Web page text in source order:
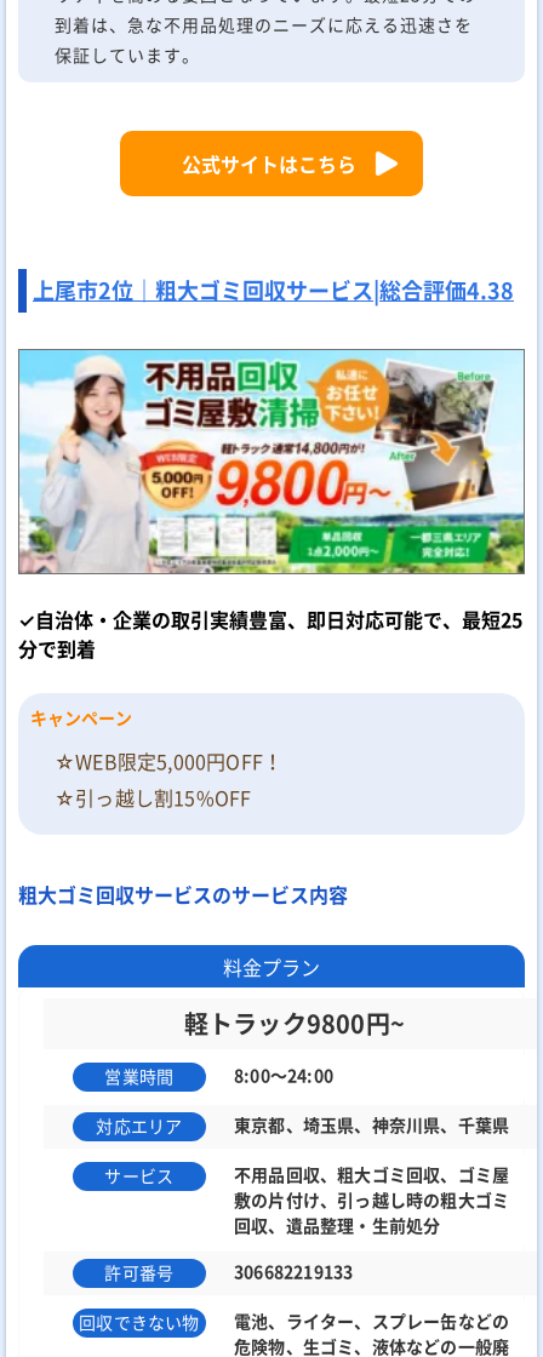
到着は、急な不用品処理のニーズに応える迅速さを
保証しています。
公式サイトはこちら
上尾市2位｜粗大ゴミ回収サービス|総合評価4.38
✓自治体・企業の取引実績豊富、即日対応可能で、最短25
分で到着
キャンペーン
☆WEB限定5,000円OFF！
☆引っ越し割15%OFF
粗大ゴミ回収サービスのサービス内容
料金プラン
軽トラック9800円~
営業時間 8:00～24:00
対応エリア 東京都、埼玉県、神奈川県、千葉県
サービス
不用品回収、粗大ゴミ回収、ゴミ屋
敷の片付け、引っ越し時の粗大ゴミ
回収、遺品整理・生前処分
許可番号
306682219133
回収できない物
電池、ライター、スプレー缶などの
危険物、生ゴミ、液体などの一般廃